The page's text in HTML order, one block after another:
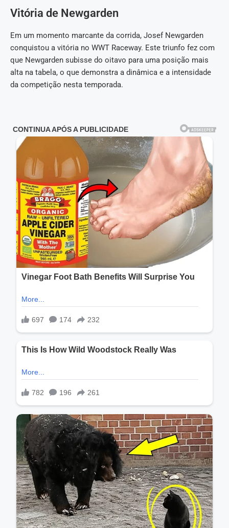
Vitória de Newgarden
Em um momento marcante da corrida, Josef Newgarden
conquistou a vitória no WWT Raceway. Este triunfo fez com
que Newgarden subisse do oitavo para uma posição mais
alta na tabela, o que demonstra a dinâmica e a intensidade
da competição nesta temporada.